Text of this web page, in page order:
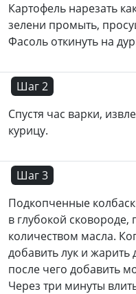
Картофель нарезать
зелени промыть,
Фасоль откинуть на
Шаг 2
Спустя час варки,
курицу.
Шаг 3
Подкопченные
в глубокой
количеством масла.
добавить лук и жарить
после чего добавить
Через три минуты